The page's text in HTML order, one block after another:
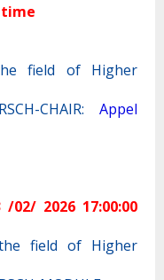
time
field of Higher
CHAIR: Appel
/02/ 2026 17:00:00
field of Higher